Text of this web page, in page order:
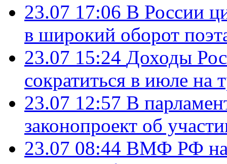
23.07 17:06 В России
в широкий оборот
23.07 15:24 Доходы
сократиться в июле на
23.07 12:57 В
законопроект об
23.07 08:44 ВМФ РФ